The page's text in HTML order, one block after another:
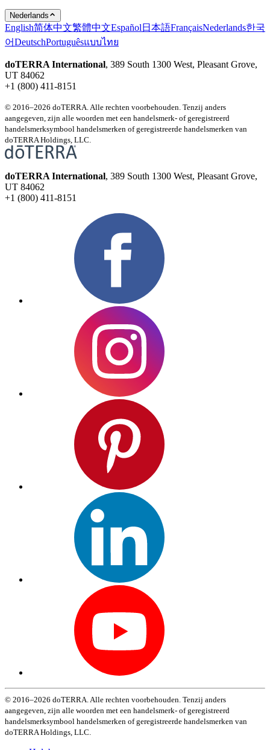
Nederlands
English简体中文繁體中文Español日本語FrançaisNederlands한국
어DeutschPortuguêsแบบไทย
doTERRA International, 389 South 1300 West, Pleasant Grove,
UT 84062
+1 (800) 411-8151
© 2016–2026 doTERRA. Alle rechten voorbehouden. Tenzij anders
aangegeven, zijn alle woorden met een handelsmerk- of geregistreerd
handelsmerksymbool handelsmerken of geregistreerde handelsmerken van
doTERRA Holdings, LLC.
doTERRA International, 389 South 1300 West, Pleasant Grove,
UT 84062
+1 (800) 411-8151
© 2016–2026 doTERRA. Alle rechten voorbehouden. Tenzij anders
aangegeven, zijn alle woorden met een handelsmerk- of geregistreerd
handelsmerksymbool handelsmerken of geregistreerde handelsmerken van
doTERRA Holdings, LLC.